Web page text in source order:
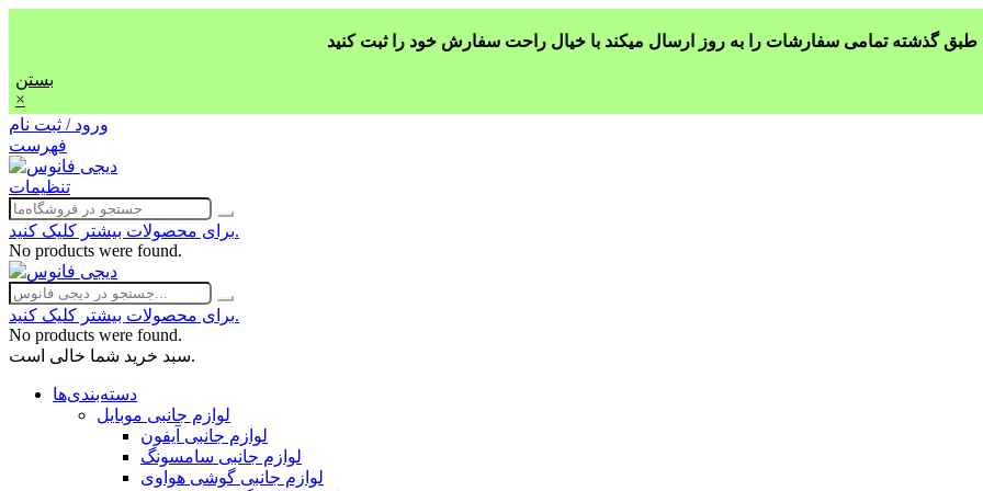
بستن
×
ورود / ثبت نام
فهرست
تنظیمات
برای محصولات بیشتر کلیک کنید.
No products were found.
برای محصولات بیشتر کلیک کنید.
No products were found.
سبد خرید شما خالی است.
دسته‌بندی‌ها
لوازم جانبی موبایل
لوازم جانبی آیفون
لوازم جانبی سامسونگ
لوازم جانبی گوشی هواوی